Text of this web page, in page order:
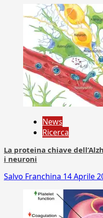
News
Ricerca
La proteina chiave
i neuroni
Salvo Franchina 14 Aprile